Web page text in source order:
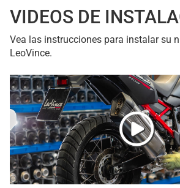
VIDEOS DE
Vea las instrucciones para instalar su
LeoVince.